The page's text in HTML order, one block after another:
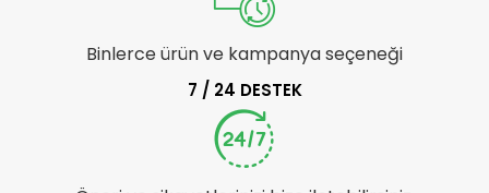
Binlerce ürün ve kampanya seçeneği
7 / 24 DESTEK